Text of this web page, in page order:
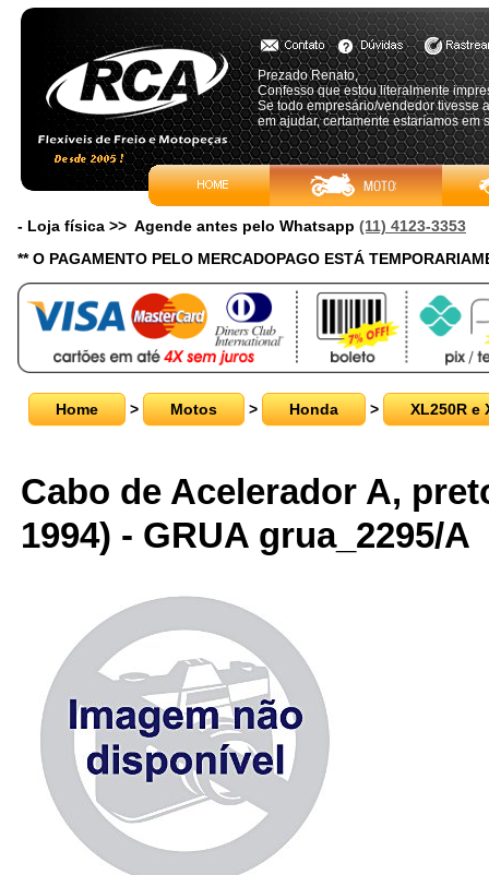
Prezado Renato,
Confesso que estou literalmente
Se todo empresário/vendedor tivesse
em ajudar, certamente estaríamos em
- Loja física >> Agende antes pelo Whatsapp (11) 4123-3353
** O PAGAMENTO PELO MERCADOPAGO ESTÁ
Home > Motos > Honda > XL250R e
Cabo de Acelerador A,
1994) - GRUA grua_2295/A